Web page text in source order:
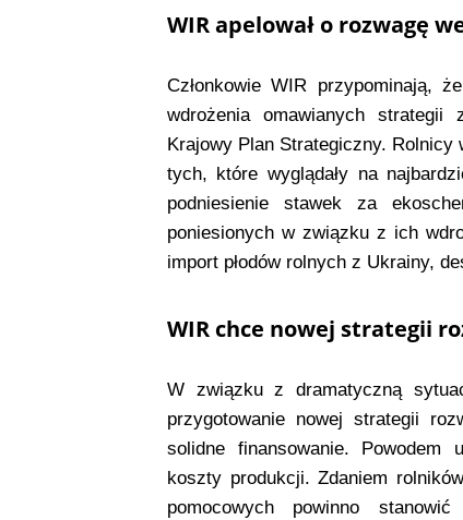
WIR apelował o rozwagę
Członkowie WIR przypominają,
wdrożenia omawianych strategii
Krajowy Plan Strategiczny.
tych, które wyglądały na
podniesienie stawek za
poniesionych w związku z ich
import płodów rolnych z Ukrainy,
WIR chce nowej strategii
W związku z dramatyczną
przygotowanie nowej strategii
solidne finansowanie. Powodem
koszty produkcji. Zdaniem
pomocowych powinno